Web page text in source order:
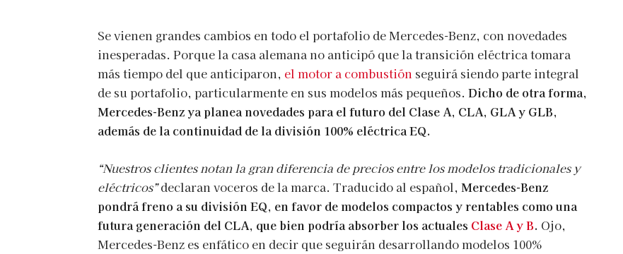
Se vienen grandes cambios en todo el portafolio de Mercedes-Benz, con novedades
inesperadas. Porque la casa alemana no anticipó que la transición eléctrica tomara
más tiempo del que anticiparon, el motor a combustión seguirá siendo parte integral
de su portafolio, particularmente en sus modelos más pequeños. Dicho de otra forma,
Mercedes-Benz ya planea novedades para el futuro del Clase A, CLA, GLA y GLB,
además de la continuidad de la división 100% eléctrica EQ.
“Nuestros clientes notan la gran diferencia de precios entre los modelos tradicionales y
eléctricos”declaran voceros de la marca. Traducido al español, Mercedes-Benz
pondrá freno a su división EQ, en favor de modelos compactos y rentables como una
futura generación del CLA, que bien podría absorber los actuales Clase A y B. Ojo,
Mercedes-Benz es enfático en decir que seguirán desarrollando modelos 100%